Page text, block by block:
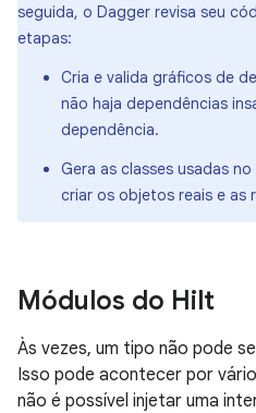
seguida, o Dagger revisa seu
etapas:
Cria e valida gráficos de
não haja dependências
dependência.
Gera as classes usadas
criar os objetos reais e as
Módulos do Hilt
Às vezes, um tipo não pode
Isso pode acontecer por
não é possível injetar uma